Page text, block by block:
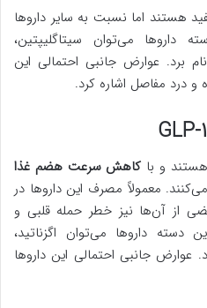
هستند اما نسبت به سایر داروها
داروها می‌توان سیتاگلیپتین،
برد. عوارض جانبی احتمالی این
و درد مفاصل اشاره کرد.
هستند و با کاهش سرعت هضم غذا
معمولاً مصرف این داروها در
از آن‌ها نیز خطر حمله قلبی و
داروها می‌توان اگزناتید،
عوارض جانبی احتمالی این داروها